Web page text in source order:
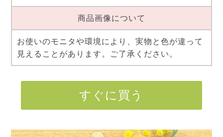
商品画像について
お使いのモニタや環境により、実物と色が違って
見えることがあります。ご了承ください。
すぐに買う